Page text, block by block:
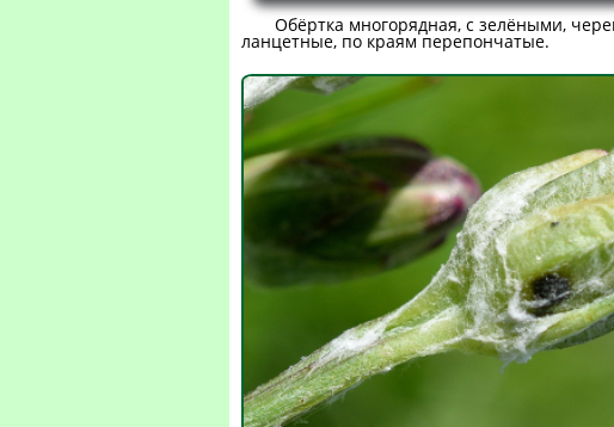
Обёртка многорядная, с зелёными,
ланцетные, по краям перепончатые.